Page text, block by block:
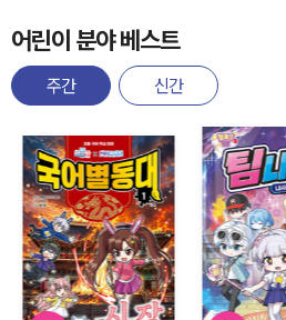
어린이 분야 베스트
주간 신간